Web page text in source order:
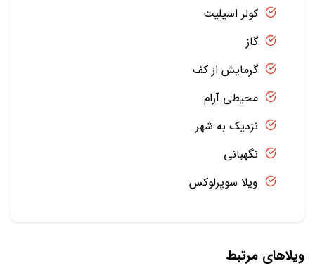
کولر اسپلیت
گاز
گرمایش از کف
محیطی آرام
نزدیک به شهر
نگهبانی
ویلا سوپرلوکس
ویلاهای مرتبط